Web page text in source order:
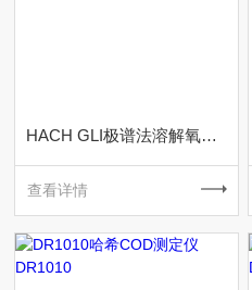
HACH GLI极谱法溶解氧分析仪SC200 PRO-D3
查看详情